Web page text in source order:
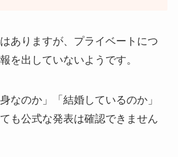
ありますが、プライベートにつ
を出していないようです。
なのか」「結婚しているのか」
も公式な発表は確認できません